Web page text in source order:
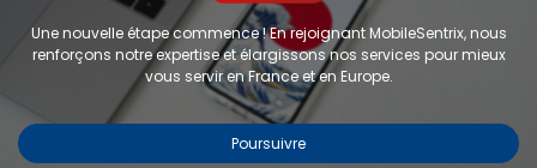
Une nouvelle étape commence ! En rejoignant MobileSentrix, nous
renforçons notre expertise et élargissons nos services pour mieux
vous servir en France et en Europe.
Poursuivre